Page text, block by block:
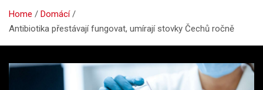
Home
Domácí
Antibiotika přestávají fungovat, umírají stovky Čechů ročně